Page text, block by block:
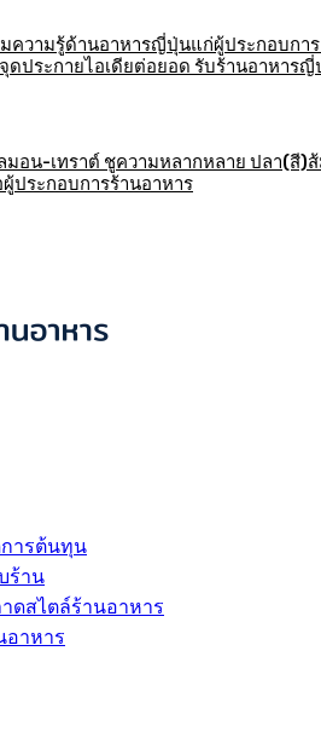
มความรู้ด้านอาหารญี่ปุ่นแก่ผู้ประกอบกา
ดประกายไอเดียต่อยอด รับร้านอาหาร
มอน-เทราต์ ชูความหลากหลาย ปลา(สี)
ประกอบการร้านอาหาร
ารต้นทุน
ร้าน
ดสไตล์ร้านอาหาร
อาหาร